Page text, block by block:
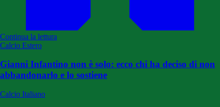
Continua la lettura
Calcio Estero
Gianni Infantino non è solo: ecco chi ha deciso di non
abbandonarlo e lo sostiene
Calcio Italiano